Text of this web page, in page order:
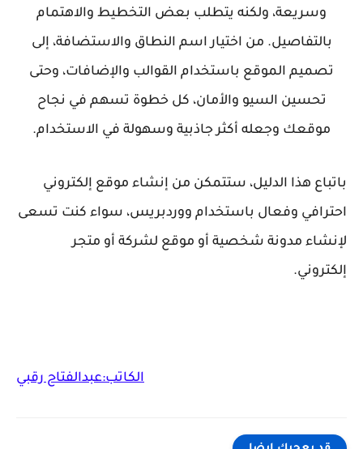
وسريعة، ولكنه يتطلب بعض التخطيط والاهتمام
بالتفاصيل. من اختيار اسم النطاق والاستضافة، إلى
تصميم الموقع باستخدام القوالب والإضافات، وحتى
تحسين السيو والأمان، كل خطوة تسهم في نجاح
موقعك وجعله أكثر جاذبية وسهولة في الاستخدام.
باتباع هذا الدليل، ستتمكن من إنشاء موقع إلكتروني
احترافي وفعال باستخدام ووردبريس، سواء كنت تسعى
لإنشاء مدونة شخصية أو موقع لشركة أو متجر
إلكتروني.
الكاتب:عبدالفتاح رقبي